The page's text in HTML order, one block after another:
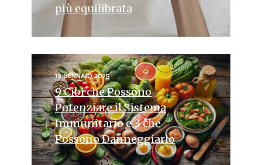
più equilibrata
19 GENNAIO 2025
9 Cibi che Possono
Potenziare il Sistema
Immunitario e 3 che
Possono Danneggiarlo